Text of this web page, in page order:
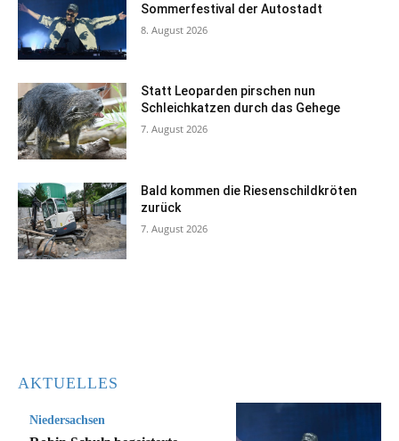
Sommerfestival der Autostadt
8. August 2026
Statt Leoparden pirschen nun
Schleichkatzen durch das Gehege
7. August 2026
Bald kommen die Riesenschildkröten
zurück
7. August 2026
AKTUELLES
Niedersachsen